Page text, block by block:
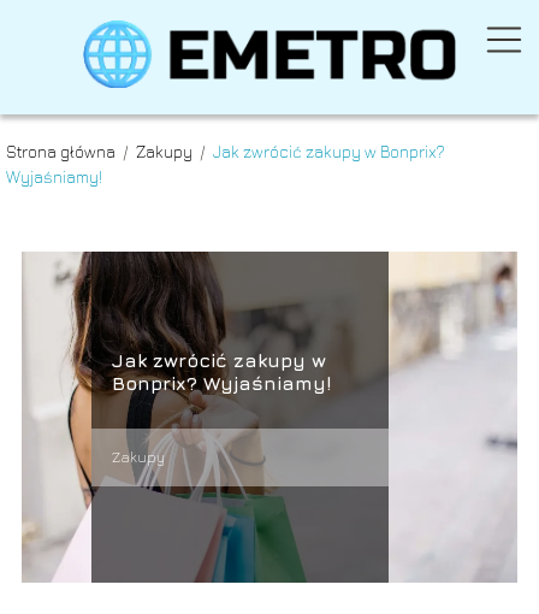
Strona główna / Zakupy / Jak zwrócić zakupy w Bonprix?
Wyjaśniamy!
Jak zwrócić zakupy w
Bonprix? Wyjaśniamy!
Zakupy